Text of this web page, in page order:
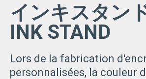
インキスタン
INK STAND
Lors de la fabrication
personnalisées, la couleur